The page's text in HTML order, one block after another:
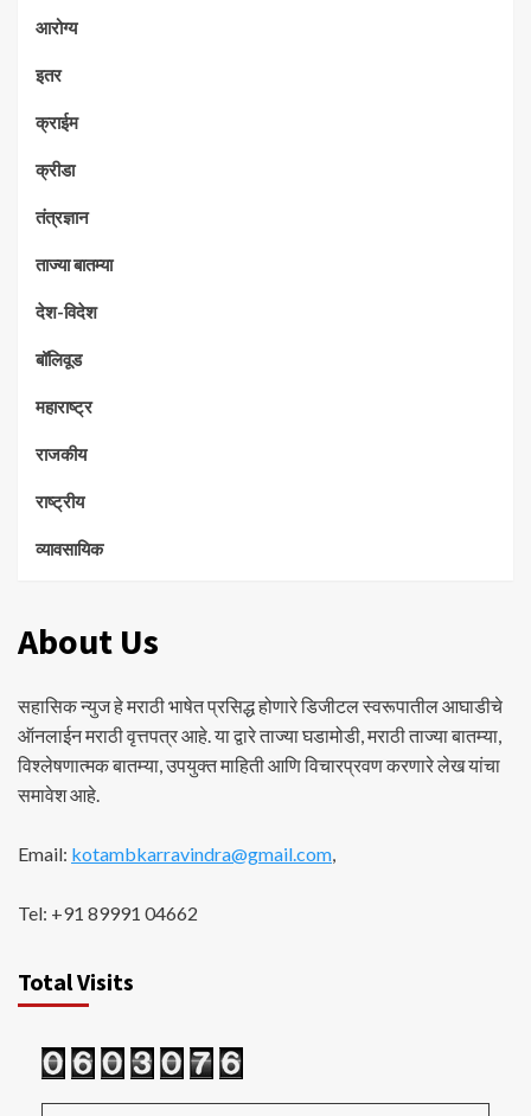
आरोग्य
इतर
क्राईम
क्रीडा
तंत्रज्ञान
ताज्या बातम्या
देश-विदेश
बॉलिवूड
महाराष्ट्र
राजकीय
राष्ट्रीय
व्यावसायिक
About Us
सहासिक न्युज हे मराठी भाषेत प्रसिद्ध होणारे डिजीटल स्वरूपातील आघाडीचे
ऑनलाईन मराठी वृत्तपत्र आहे. या द्वारे ताज्या घडामोडी, मराठी ताज्या बातम्या,
विश्लेषणात्मक बातम्या, उपयुक्त माहिती आणि विचारप्रवण करणारे लेख यांचा
समावेश आहे.
Email: kotambkarravindra@gmail.com,
Tel: +91 89991 04662
Total Visits